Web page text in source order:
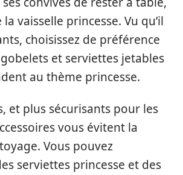
vaisselle princesse. Vu qu’il
choisissez de préférence
et serviettes jetables
au thème princesse.
et plus sécurisants pour les
vous évitent la
Vous pouvez
serviettes princesse et des